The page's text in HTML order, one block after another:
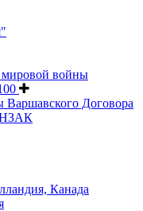
войны
Варшавского Договора
Канада